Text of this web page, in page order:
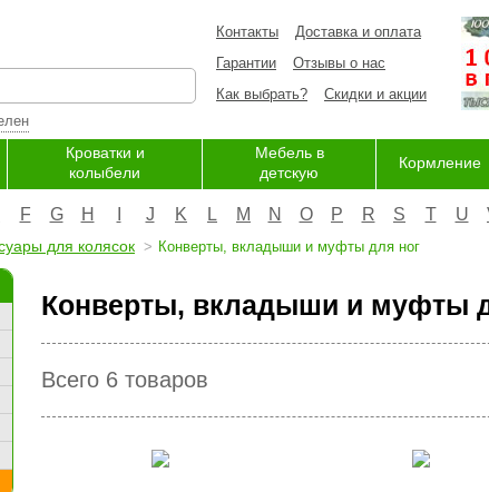
Контакты
Доставка и оплата
Гарантии
Отзывы о нас
Как выбрать?
Скидки и акции
Кроватки и
колыбели
Мебель в
детскую
Кормление
F G H J K L M N O P R S T U
для колясок Конверты, вкладыши и муфты для ног
Конверты, вкладыши и муфты
Всего 6 товаров